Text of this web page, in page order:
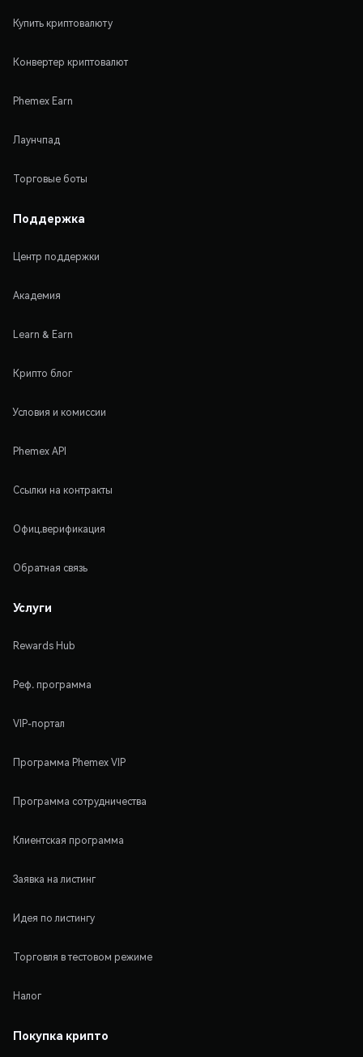
Купить криптовалюту
Конвертер криптовалют
Phemex Earn
Лаунчпад
Торговые боты
Поддержка
Центр поддержки
Академия
Learn & Earn
Крипто блог
Условия и комиссии
Phemex API
Ссылки на контракты
Офиц.верификация
Обратная связь
Услуги
Rewards Hub
Реф. программа
VIP-портал
Программа Phemex VIP
Программа сотрудничества
Клиентская программа
Заявка на листинг
Идея по листингу
Торговля в тестовом режиме
Налог
Покупка крипто